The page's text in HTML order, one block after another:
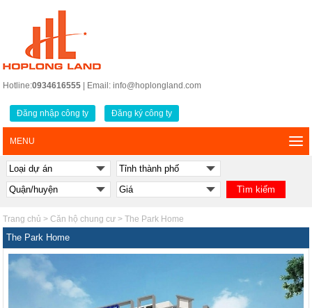
Hotline:0934616555 | Email: info@hoplongland.com
Đăng nhập công ty Đăng ký công ty
MENU
Trang chủ >Căn hộ chung cư >The Park Home
The Park Home